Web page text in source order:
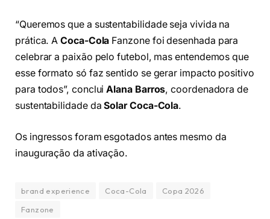
“Queremos que a sustentabilidade seja vivida na
prática. ACoca-Cola Fanzone foi desenhada para
celebrar a paixão pelo futebol, mas entendemos que
esse formato só faz sentido se gerar impacto positivo
para todos”, concluiAlana Barros, coordenadora de
sustentabilidade daSolar Coca-Cola.
Os ingressos foram esgotados antes mesmo da
inauguração da ativação.
brand experience Coca-Cola
Copa 2026
Fanzone